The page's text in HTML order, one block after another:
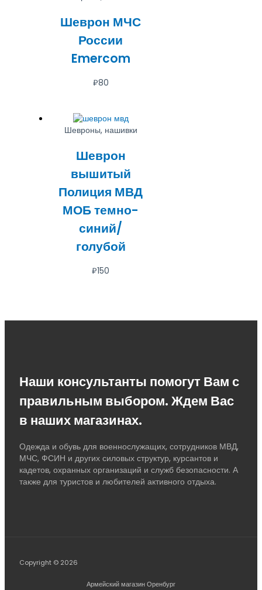
Шеврон МЧС
России
Emercom
₽80
Шевроны, нашивки
Шеврон
вышитый
Полиция МВД
МОБ темно-
синий/
голубой
₽150
Наши консультанты помогут Вам с
правильным выбором. Ждем Вас
в наших магазинах.
Одежда и обувь для военнослужащих, сотрудников МВД,
МЧС, ФСИН и других силовых структур, курсантов и
кадетов, охранных организаций и служб безопасности. А
также для туристов и любителей активного отдыха.
Copyright © 2026
Армейский магазин Оренбург